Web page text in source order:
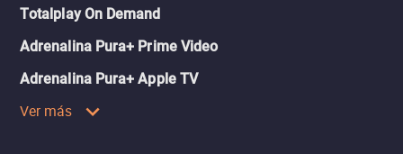
Totalplay On Demand
Adrenalina Pura+ Prime Video
Adrenalina Pura+ Apple TV
Ver más